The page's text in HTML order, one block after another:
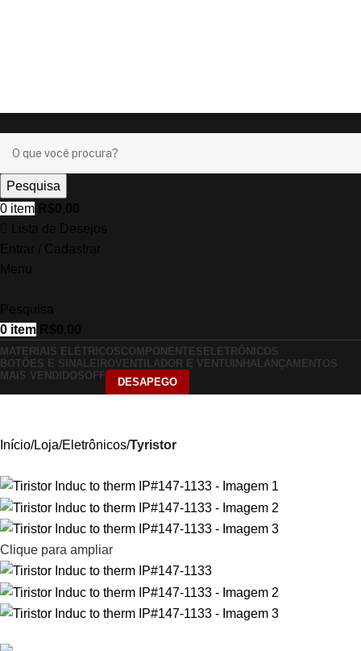
Pesquisa
0 item
0 item
MATERIAIS ELÉTRICOSCOMPONENTES ELETRÔNICOS
BOTÕES E SINALEIROVENTILADOR E VENTUINHA LANÇAMENTOS
MAIS VENDIDOSOFF
DESAPEGO
Início Loja Eletrônicos Tyristor
Clique para ampliar